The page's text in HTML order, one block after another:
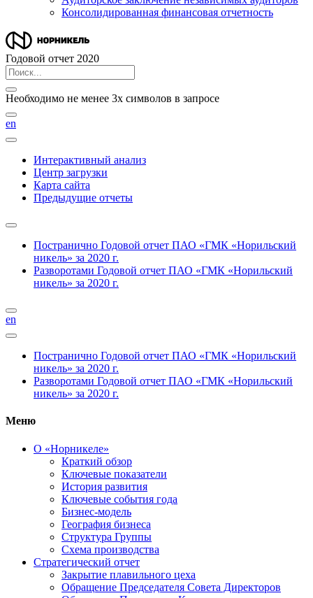
Консолидированная финансовая отчетность
Годовой отчет 2020
Необходимо не менее 3х символов в запросе
en
Интерактивный анализ
Центр загрузки
Карта сайта
Предыдущие отчеты
Постранично Годовой отчет ПАО «ГМК «Норильский
никель» за 2020 г.
Разворотами Годовой отчет ПАО «ГМК «Норильский
никель» за 2020 г.
en
Постранично Годовой отчет ПАО «ГМК «Норильский
никель» за 2020 г.
Разворотами Годовой отчет ПАО «ГМК «Норильский
никель» за 2020 г.
Меню
О «Норникеле»
Краткий обзор
Ключевые показатели
История развития
Ключевые события года
Бизнес-модель
География бизнеса
Структура Группы
Схема производства
Стратегический отчет
Закрытие плавильного цеха
Обращение Председателя Совета Директоров